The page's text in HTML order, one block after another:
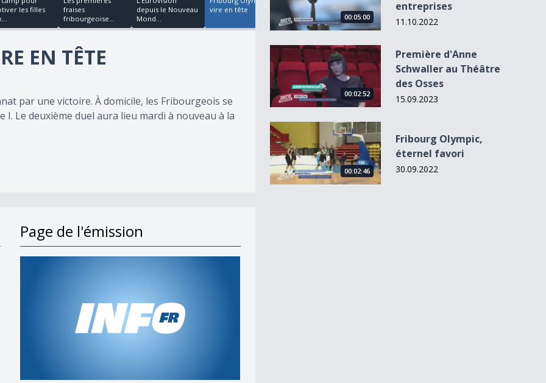
les filles
fraises
fribourgeoise...
depuis le Nouveau
Mond...
vire en tête
EN TÊTE
par une victoire. À domicile, les Fribourgeois se
Le deuxième duel aura lieu mardi à nouveau à la
Page de l'émission
00:05:00
entreprises
11.10.2022
Première d&#039;Anne Schwaller au Théâtre des Osses
00:02:52
Première d'Anne
Schwaller au Théâtre
des Osses
15.09.2023
Fribourg Olympic, éternel favori
00:02:46
Fribourg Olympic,
éternel favori
30.09.2022